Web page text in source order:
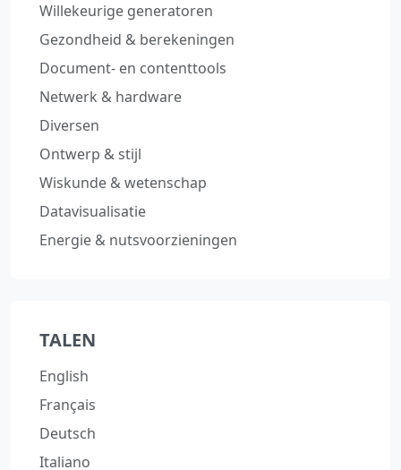
Willekeurige generatoren
Gezondheid & berekeningen
Document‑ en contenttools
Netwerk & hardware
Diversen
Ontwerp & stijl
Wiskunde & wetenschap
Datavisualisatie
Energie & nutsvoorzieningen
TALEN
English
Français
Deutsch
Italiano